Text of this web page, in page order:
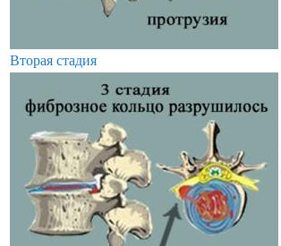
Вторая стадия